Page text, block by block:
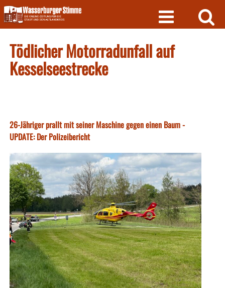
Skip
to
content
Tödlicher Motorradunfall auf
Kesselseestrecke
26-Jähriger prallt mit seiner Maschine gegen einen Baum -
UPDATE: Der Polizeibericht